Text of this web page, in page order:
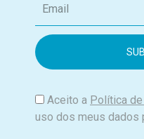
m
i
Aceito a Política
uso dos meus dados